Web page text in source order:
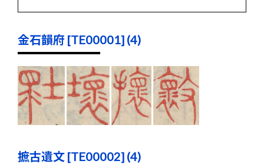
金石韻府 [TE00001] (4)
摭古遺文 [TE00002] (4)